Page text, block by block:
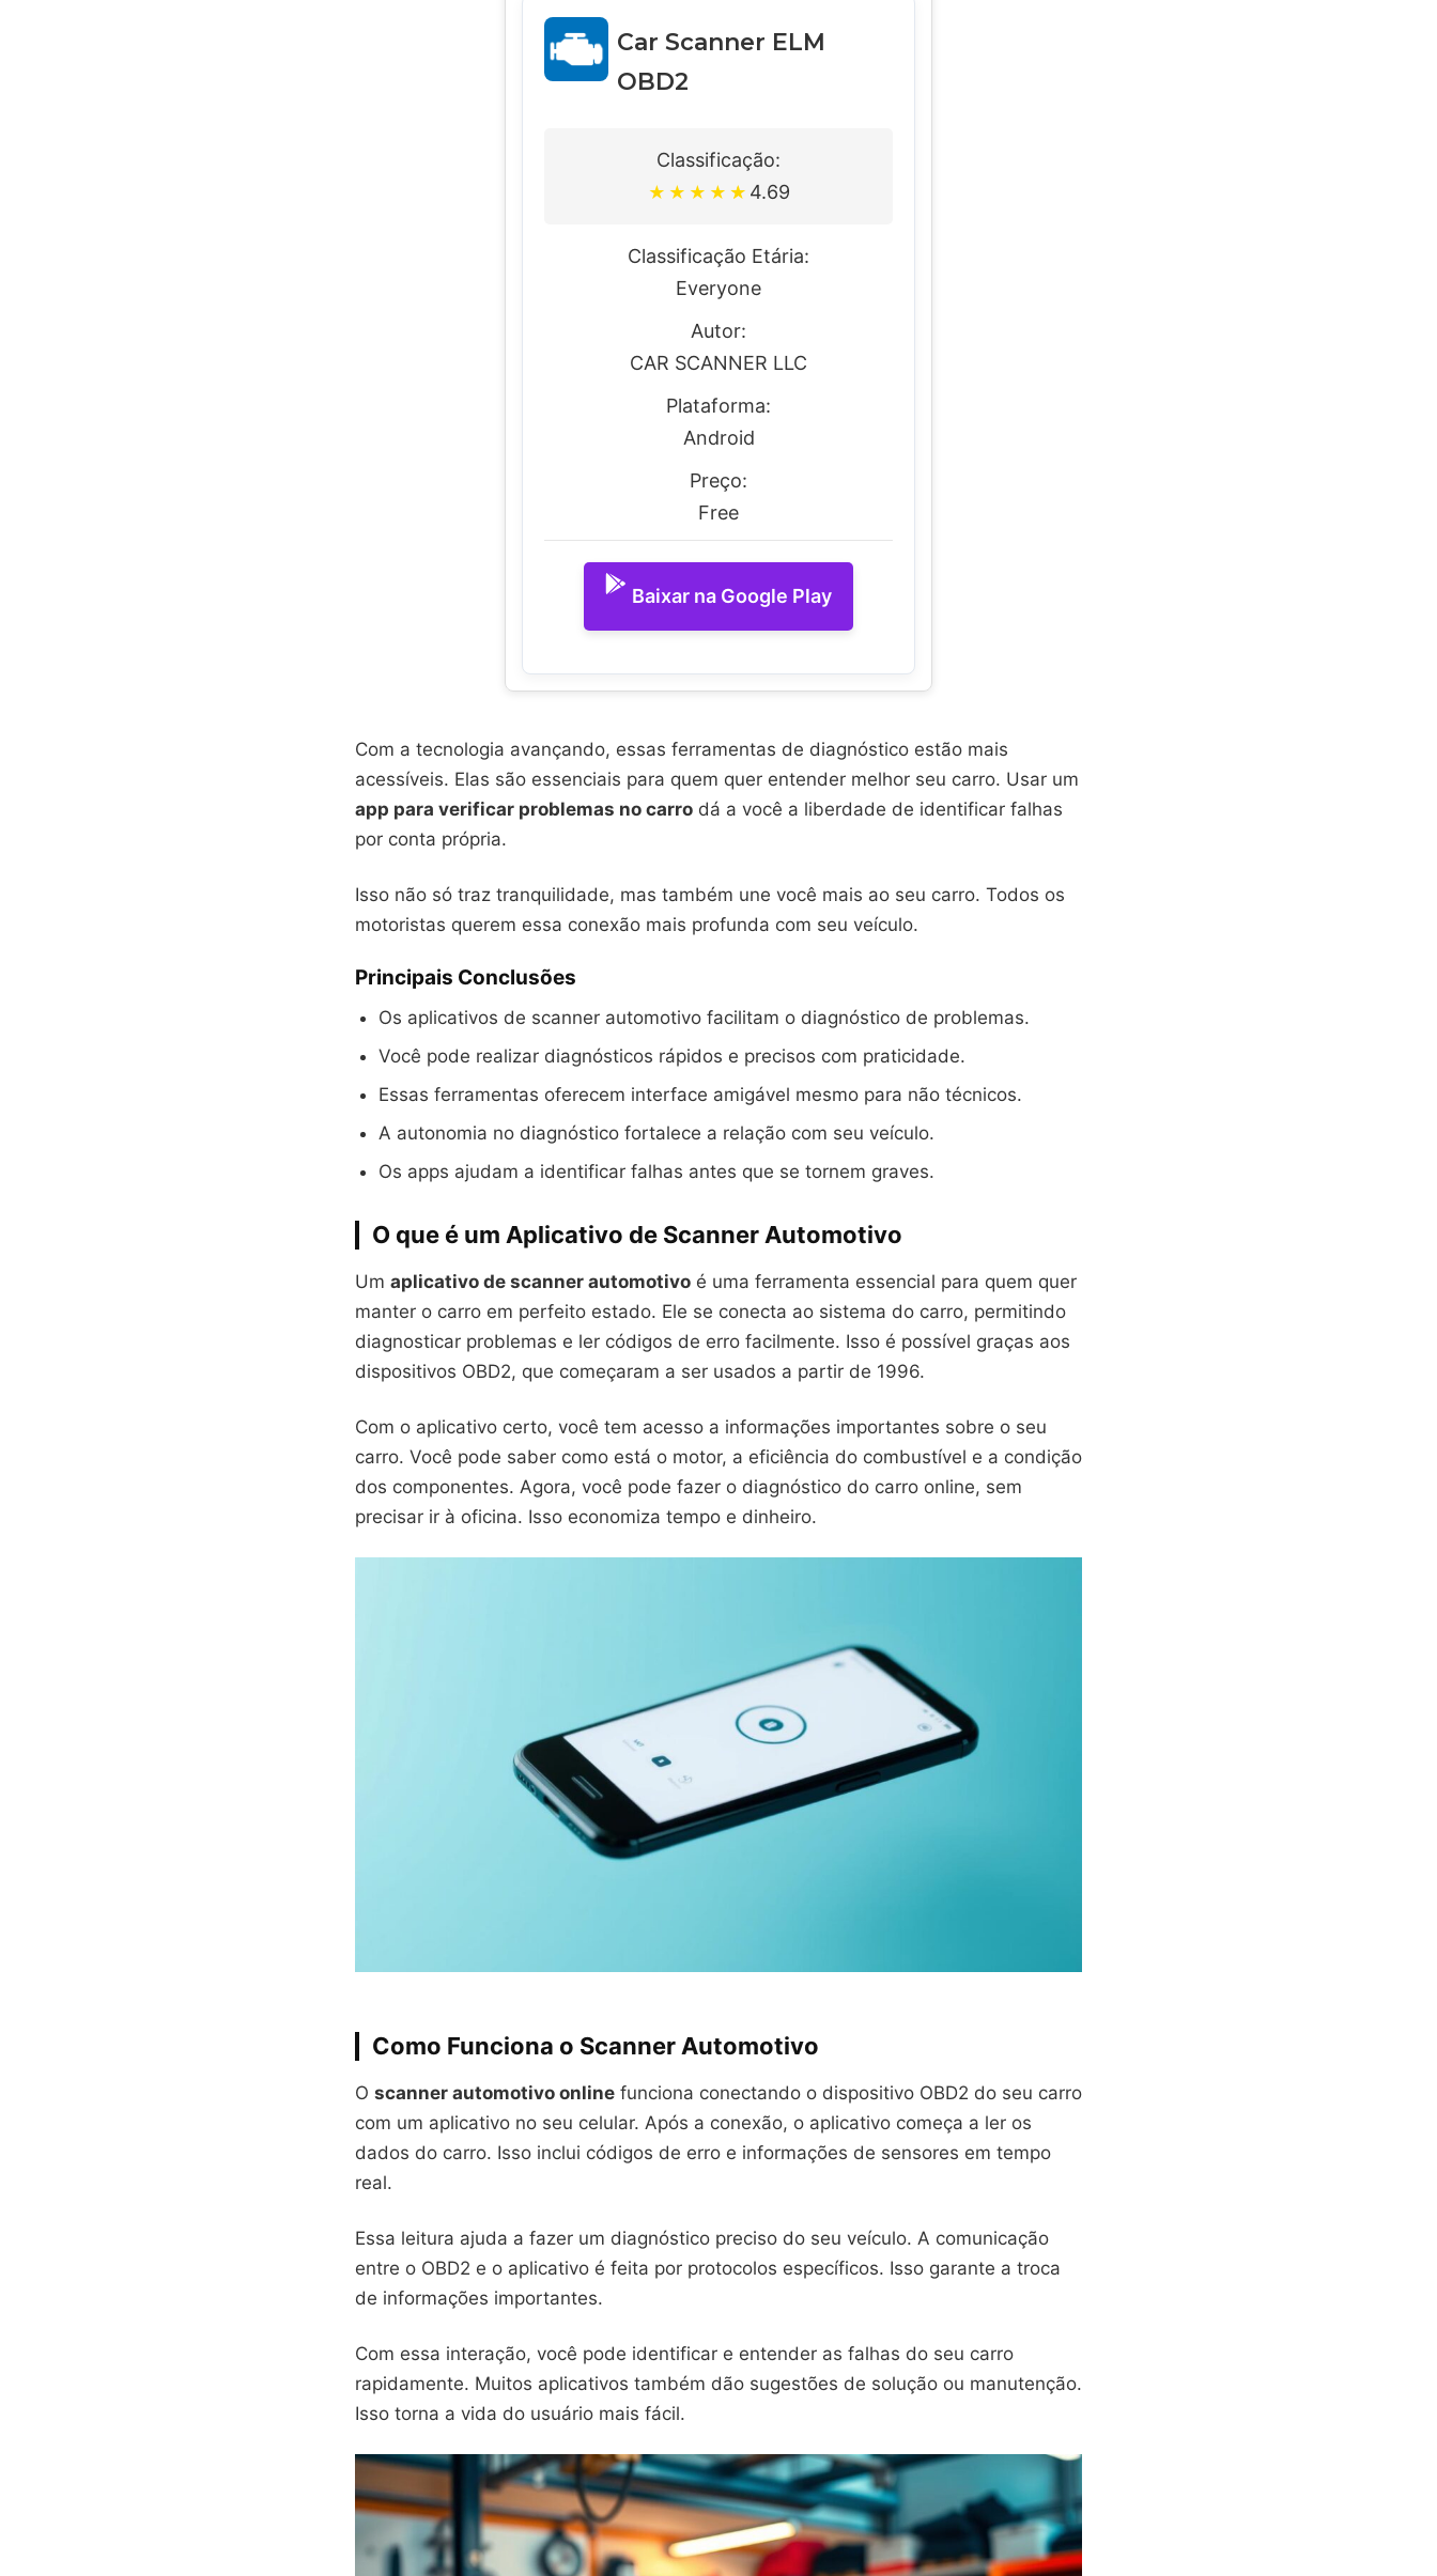
Car Scanner ELM
OBD2
Classificação:
★ ★ ★ ★ ★ 4.69
Classificação Etária:
Everyone
Autor:
CAR SCANNER LLC
Plataforma:
Android
Preço:
Free
Baixar na Google Play
Com a tecnologia avançando, essas ferramentas de diagnóstico estão mais
acessíveis. Elas são essenciais para quem quer entender melhor seu carro. Usar um
app para verificar problemas no carro dá a você a liberdade de identificar falhas
por conta própria.
Isso não só traz tranquilidade, mas também une você mais ao seu carro. Todos os
motoristas querem essa conexão mais profunda com seu veículo.
Principais Conclusões
Os aplicativos de scanner automotivo facilitam o diagnóstico de problemas.
Você pode realizar diagnósticos rápidos e precisos com praticidade.
Essas ferramentas oferecem interface amigável mesmo para não técnicos.
A autonomia no diagnóstico fortalece a relação com seu veículo.
Os apps ajudam a identificar falhas antes que se tornem graves.
O que é um Aplicativo de Scanner Automotivo
Um aplicativo de scanner automotivo é uma ferramenta essencial para quem quer
manter o carro em perfeito estado. Ele se conecta ao sistema do carro, permitindo
diagnosticar problemas e ler códigos de erro facilmente. Isso é possível graças aos
dispositivos OBD2, que começaram a ser usados a partir de 1996.
Com o aplicativo certo, você tem acesso a informações importantes sobre o seu
carro. Você pode saber como está o motor, a eficiência do combustível e a condição
dos componentes. Agora, você pode fazer o diagnóstico do carro online, sem
precisar ir à oficina. Isso economiza tempo e dinheiro.
Como Funciona o Scanner Automotivo
O scanner automotivo online funciona conectando o dispositivo OBD2 do seu carro
com um aplicativo no seu celular. Após a conexão, o aplicativo começa a ler os
dados do carro. Isso inclui códigos de erro e informações de sensores em tempo
real.
Essa leitura ajuda a fazer um diagnóstico preciso do seu veículo. A comunicação
entre o OBD2 e o aplicativo é feita por protocolos específicos. Isso garante a troca
de informações importantes.
Com essa interação, você pode identificar e entender as falhas do seu carro
rapidamente. Muitos aplicativos também dão sugestões de solução ou manutenção.
Isso torna a vida do usuário mais fácil.